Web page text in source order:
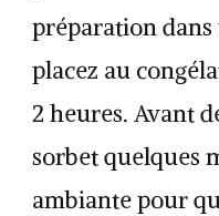
préparation
placez au
2 heures. Avant
sorbet quelques
ambiante pour